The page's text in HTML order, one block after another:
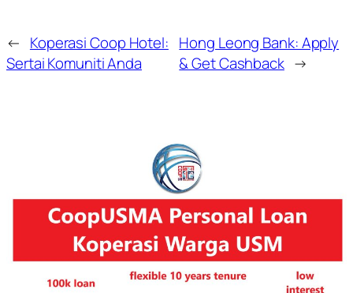
← Koperasi Coop Hotel:
Sertai Komuniti Anda
Hong Leong Bank: Apply
& Get Cashback →